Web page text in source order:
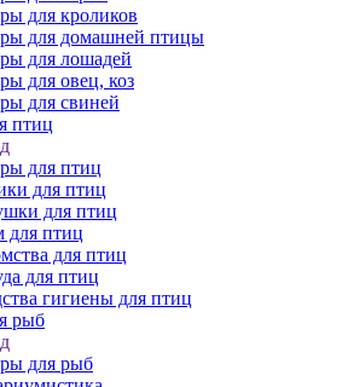
для кроликов
для домашней птицы
для лошадей
для овец, коз
для свиней
птиц
для птиц
для птиц
для птиц
для птиц
для птиц
для птиц
гигиены для птиц
рыб
для рыб